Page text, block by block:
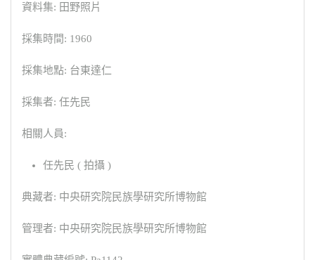
資料集: 田野照片
採集時間: 1960
採集地點: 台東達仁
採集者: 任先民
相關人員:
任先民 ( 拍攝 )
典藏者: 中央研究院民族學研究所博物館
管理者: 中央研究院民族學研究所博物館